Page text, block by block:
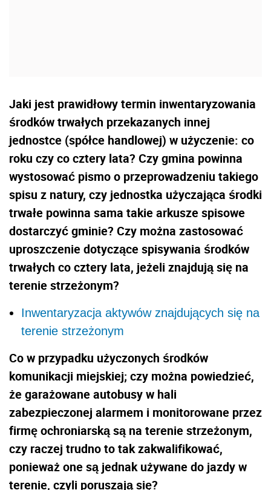
Jaki jest prawidłowy termin inwentaryzowania
środków trwałych przekazanych innej
jednostce (spółce handlowej) w użyczenie: co
roku czy co cztery lata? Czy gmina powinna
wystosować pismo o przeprowadzeniu takiego
spisu z natury, czy jednostka użyczająca środki
trwałe powinna sama takie arkusze spisowe
dostarczyć gminie? Czy można zastosować
uproszczenie dotyczące spisywania środków
trwałych co cztery lata, jeżeli znajdują się na
terenie strzeżonym?
Inwentaryzacja aktywów znajdujących się na
terenie strzeżonym
Co w przypadku użyczonych środków
komunikacji miejskiej; czy można powiedzieć,
że garażowane autobusy w hali
zabezpieczonej alarmem i monitorowane przez
firmę ochroniarską są na terenie strzeżonym,
czy raczej trudno to tak zakwalifikować,
ponieważ one są jednak używane do jazdy w
terenie, czyli poruszają się?